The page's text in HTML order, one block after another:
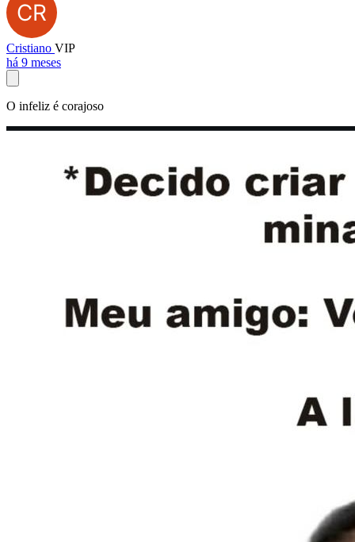
Cristiano VIP
há 9 meses
O infeliz é corajoso